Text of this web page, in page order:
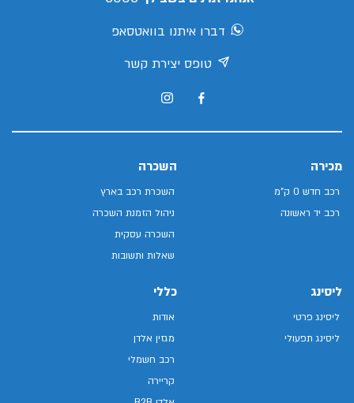
דברו איתנו בוואטסאפ
טופס יצירת קשר
מכירה
רכב חדש 0 ק"מ
רכב יד ראשונה
השכרה
השכרת רכב בארץ
ניהול הזמנת השכרה
השכרה עסקית
שאלות ותשובות
ליסינג
ליסינג פרטי
ליסינג תפעולי
כללי
אודות
מגזין אלדן
רכב חשמלי
קריירה